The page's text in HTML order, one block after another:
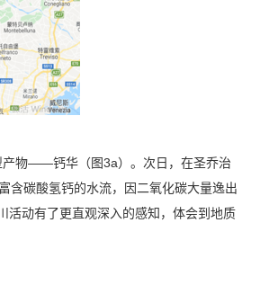
产物——钙华（图3a）。次日，在圣乔治
含碳酸氢钙的水流，因二氧化碳大量逸出
动有了更直观深入的感知，体会到地质